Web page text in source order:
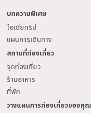
บทความพิเศษ
ไอเดียทริป
แผนการเดินทาง
สถานที่ท่องเที่ยว
จุดท่องเที่ยว
ร้านอาหาร
ที่พัก
วางแผนการท่องเที่ยวของคุณ